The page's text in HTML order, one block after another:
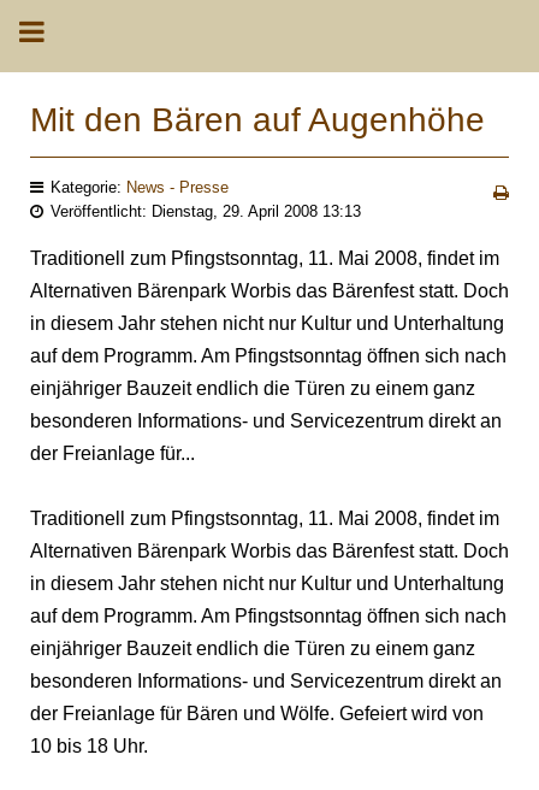
Mit den Bären auf Augenhöhe
Kategorie: News - Presse
Veröffentlicht: Dienstag, 29. April 2008 13:13
Traditionell zum Pfingstsonntag, 11. Mai 2008, findet im
Alternativen Bärenpark Worbis das Bärenfest statt. Doch
in diesem Jahr stehen nicht nur Kultur und Unterhaltung
auf dem Programm. Am Pfingstsonntag öffnen sich nach
einjähriger Bauzeit endlich die Türen zu einem ganz
besonderen Informations- und Servicezentrum direkt an
der Freianlage für...
Traditionell zum Pfingstsonntag, 11. Mai 2008, findet im
Alternativen Bärenpark Worbis das Bärenfest statt. Doch
in diesem Jahr stehen nicht nur Kultur und Unterhaltung
auf dem Programm. Am Pfingstsonntag öffnen sich nach
einjähriger Bauzeit endlich die Türen zu einem ganz
besonderen Informations- und Servicezentrum direkt an
der Freianlage für Bären und Wölfe. Gefeiert wird von
10 bis 18 Uhr.